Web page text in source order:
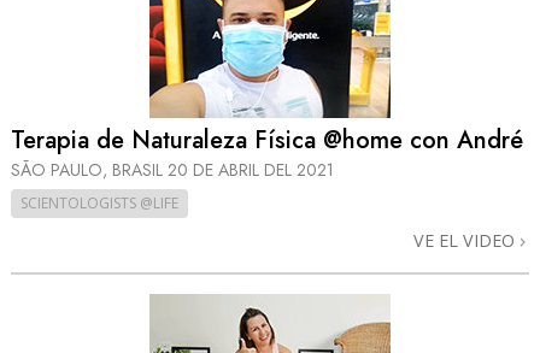
Terapia de Naturaleza Física @home con André
SÃO PAULO, BRASIL 20 DE ABRIL DEL 2021
SCIENTOLOGISTS @LIFE
VE EL VIDEO